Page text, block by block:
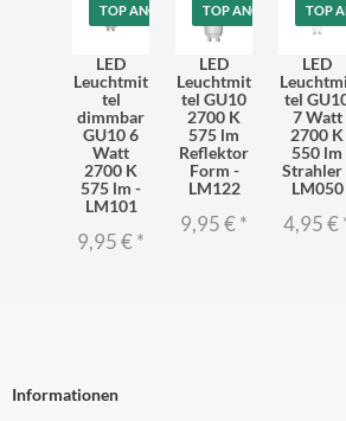
TOP ANGEBOT
LED
Leuchtmit
tel
dimmbar
GU10 6
Watt
2700 K
575 lm -
LM101
9,95 €*
TOP ANGEBOT
LED
Leuchtmit
tel GU10
2700 K
575 lm
Reflektor
Form -
LM122
9,95 €*
TOP
LED
tel
7 Watt
2700 K
550 lm
Strahler
LM050
4,95 €
Informationen